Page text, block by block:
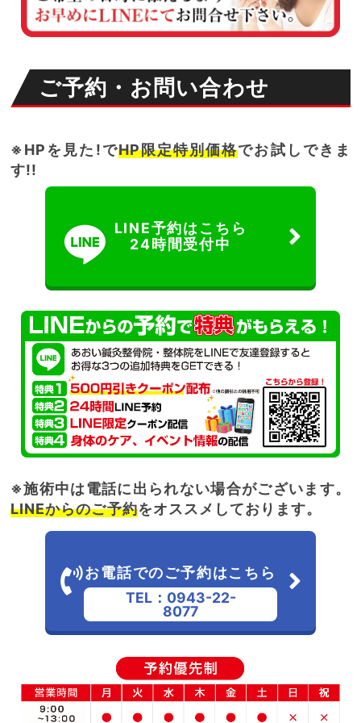
ご予約・お問い合わせ
※HPを見た!でHP限定特別価格でお試しできま
す!!
LINE予約はこちら
24時間受付中
※施術中は電話に出られない場合がございます。
LINEからのご予約をオススメしております。
お電話でのご予約はこちら
TEL：0943-22-
8077